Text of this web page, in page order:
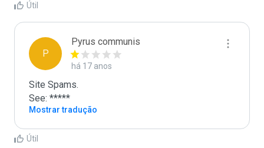
Útil
P
Pyrus communis
há 17 anos
Site Spams.
See: *****
Mostrar tradução
Útil